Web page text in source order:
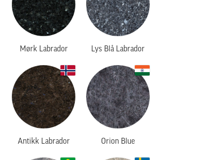
Mørk Labrador Lys Blå Labrador
Antikk Labrador Orion Blue